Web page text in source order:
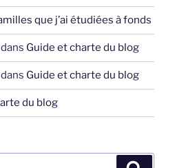
que j’ai étudiées à fonds
dans Guide et charte du blog
dans Guide et charte du blog
du blog